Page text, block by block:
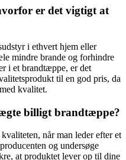
er det vigtigt at
i ethvert hjem eller
mindre brande og forhindre
i et brandtæppe, er det
til en god pris, da
kvalitet.
billigt brandtæppe?
når man leder efter et
og undersøge
at produktet lever op til dine